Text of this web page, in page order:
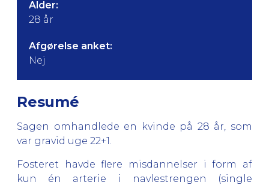
Alder:
28 år
Afgørelse anket:
Nej
Resumé
Sagen omhandlede en kvinde på 28 år, som
var gravid uge 22+1.
Fosteret havde flere misdannelser i form af
kun én arterie i navlestrengen (single